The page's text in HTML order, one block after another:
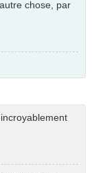
chose, par